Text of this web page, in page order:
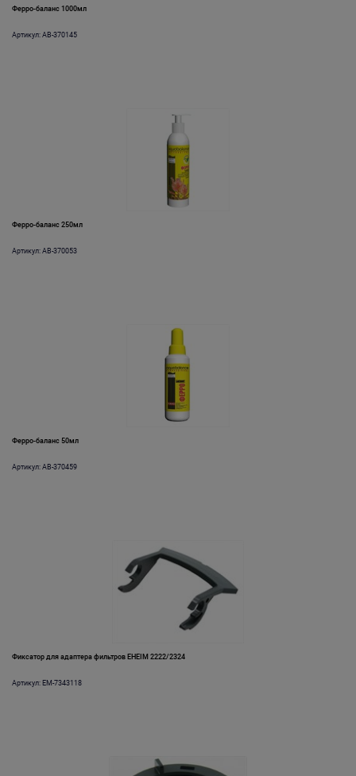
Ферро-баланс 1000мл
Артикул: AB-370145
Ферро-баланс 250мл
Артикул: AB-370053
Ферро-баланс 50мл
Артикул: AB-370459
Фиксатор для адаптера фильтров EHEIM 2222/2324
Артикул: EM-7343118